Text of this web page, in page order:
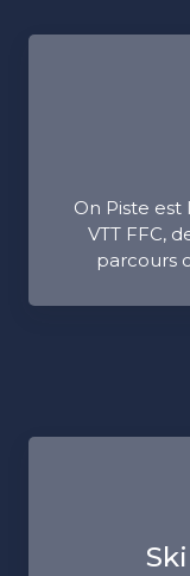
On Piste est
VTT FFC,
parcours